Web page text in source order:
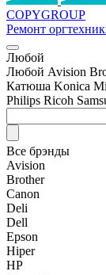
COPYGROUP
Ремонт
Любой
Любой Avision
Катюша Konica
Philips Ricoh
Все брэнды
Avision
Brother
Canon
Deli
Dell
Epson
Hiper
HP